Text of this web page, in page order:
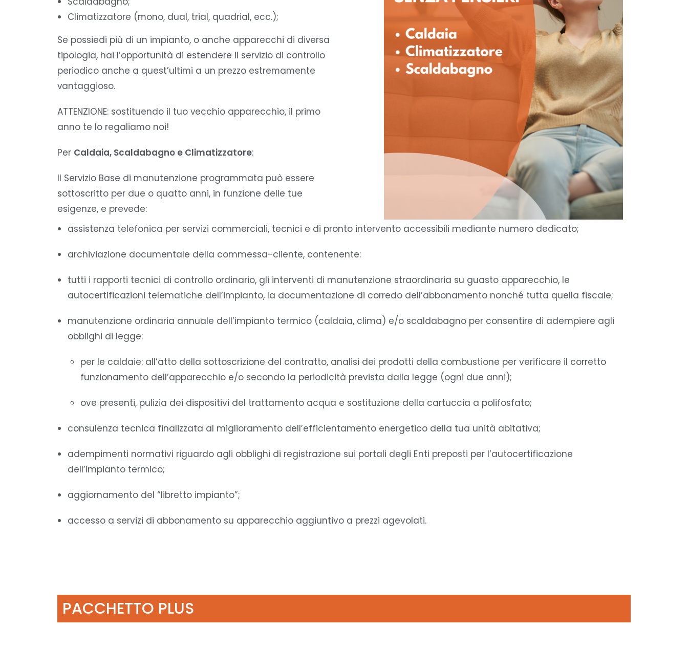
Climatizzatore (mono, dual, trial, quadrial, ecc.);
Se possiedi più di un impianto, o anche apparecchi di diversa
tipologia, hai l’opportunità di estendere il servizio di controllo
periodico anche a quest’ultimi a un prezzo estremamente
vantaggioso.
ATTENZIONE: sostituendo il tuo vecchio apparecchio, il primo
anno te lo regaliamo noi!
Per Caldaia, Scaldabagno e Climatizzatore:
Il Servizio Base di manutenzione programmata può essere
sottoscritto per due o quatto anni, in funzione delle tue
esigenze, e prevede:
assistenza telefonica per servizi commerciali, tecnici e di pronto intervento accessibili mediante numero dedicato;
archiviazione documentale della commessa-cliente, contenente:
tutti i rapporti tecnici di controllo ordinario, gli interventi di manutenzione straordinaria su guasto apparecchio, le
autocertificazioni telematiche dell’impianto, la documentazione di corredo dell’abbonamento nonché tutta quella fiscale;
manutenzione ordinaria annuale dell’impianto termico (caldaia, clima) e/o scaldabagno per consentire di adempiere agli
obblighi di legge:
per le caldaie: all’atto della sottoscrizione del contratto, analisi dei prodotti della combustione per verificare il corretto
funzionamento dell’apparecchio e/o secondo la periodicità prevista dalla legge (ogni due anni);
ove presenti, pulizia dei dispositivi del trattamento acqua e sostituzione della cartuccia a polifosfato;
consulenza tecnica finalizzata al miglioramento dell’efficientamento energetico della tua unità abitativa;
adempimenti normativi riguardo agli obblighi di registrazione sui portali degli Enti preposti per l’autocertificazione
dell’impianto termico;
aggiornamento del “libretto impianto”;
accesso a servizi di abbonamento su apparecchio aggiuntivo a prezzi agevolati.
PACCHETTO PLUS